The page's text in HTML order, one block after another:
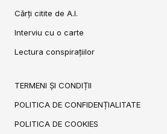
Cărți citite de A.I.
Interviu cu o carte
Lectura conspirațiilor
TERMENI ȘI CONDIȚII
POLITICA DE CONFIDENȚIALITATE
POLITICA DE COOKIES